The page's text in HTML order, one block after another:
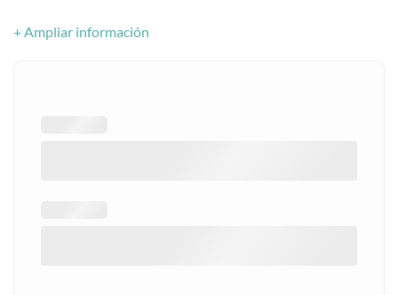
+ Ampliar información